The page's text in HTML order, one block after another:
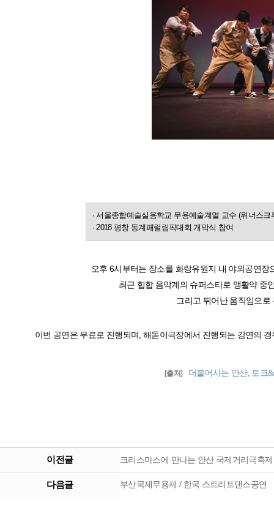
· 서울종합예술실용학교 무용예술계열 교수 (위너스크
· 2018 평창 동계패럴림픽대회 개막식 참여
오후 6시부터는 장소를 화랑유원지 내 야외공연
최근 힙합 음악계의 슈퍼스타로 맹활약 중
그리고 뛰어난 움직임으
이번 공연은 무료로 진행되며, 해돋이극장에서 진행되는 강연의
[출처] 더불어사는 안산, 토크
이전글 크리스마스에 만나는 안산 국제거리극축제
다음글 부산국제무용제 / 한국 스트리트댄스공연